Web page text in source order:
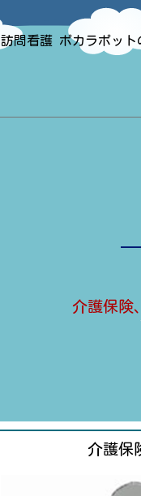
訪問看護 ポカラポット
介護保険
介護保